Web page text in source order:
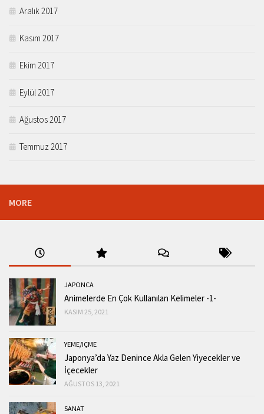
Aralık 2017
Kasım 2017
Ekim 2017
Eylül 2017
Ağustos 2017
Temmuz 2017
MORE
JAPONCA
Animelerde En Çok Kullanılan Kelimeler -1-
KASIM 25, 2021
YEME/IÇME
Japonya’da Yaz Denince Akla Gelen Yiyecekler ve
İçecekler
AĞUSTOS 13, 2021
SANAT